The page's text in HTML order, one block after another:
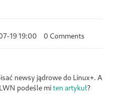
19 19:00 0 Comments
newsy jądrowe do Linux+. A
podeśle miten artykuł?